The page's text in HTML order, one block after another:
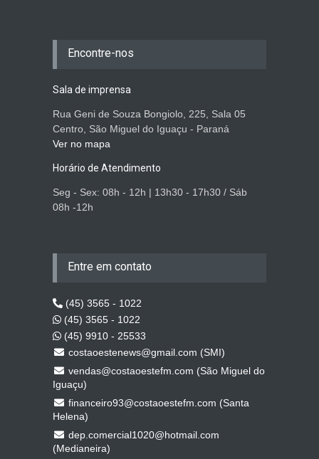
Encontre-nos
Sala de imprensa
Rua Geni de Souza Bongiolo, 225, Sala 05
Centro, São Miguel do Iguaçu - Paraná
Ver no mapa
Horário de Atendimento
Seg - Sex: 08h - 12h | 13h30 - 17h30 / Sáb
08h -12h
Entre em contato
(45) 3565 - 1022
(45) 3565 - 1022
(45) 9910 - 25533
costaoestenews@gmail.com (SMI)
vendas@costaoestefm.com (São Miguel do
Iguaçu)
financeiro93@costaoestefm.com (Santa
Helena)
dep.comercial1020@hotmail.com
(Medianeira)